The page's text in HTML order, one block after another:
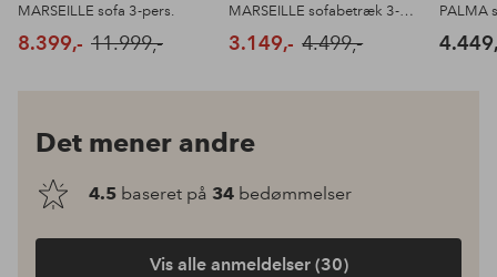
MARSEILLE sofa 3-pers.
8.399,- 11.999,-
MARSEILLE sofabetræk 3-pers.
3.149,- 4.499,-
PALMA
Det mener andre
4.5 baseret på 34 bedømmelser
Vis alle anmeldelser (30)